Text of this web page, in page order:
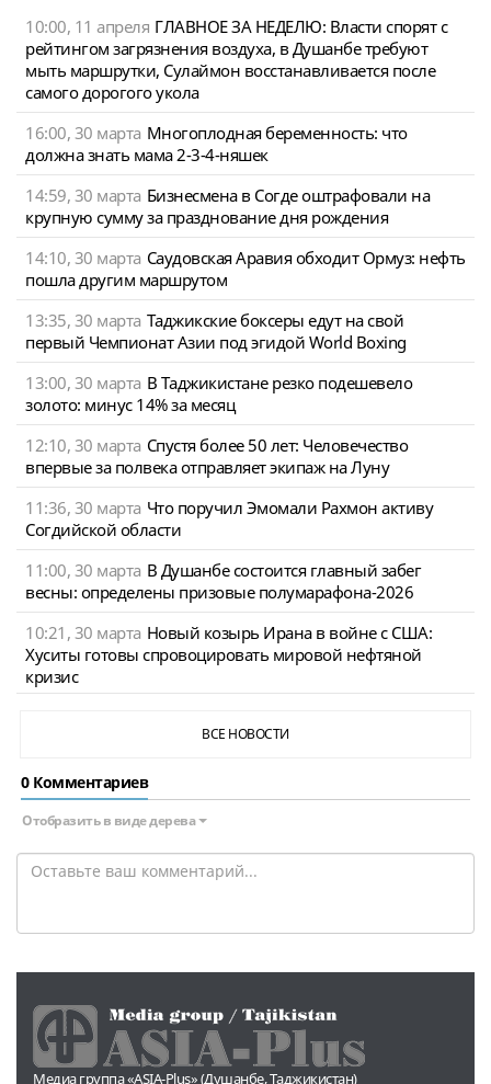
10:00, 11 апреля ГЛАВНОЕ ЗА НЕДЕЛЮ: Власти спорят с
рейтингом загрязнения воздуха, в Душанбе требуют
мыть маршрутки, Сулаймон восстанавливается после
самого дорогого укола
16:00, 30 марта Многоплодная беременность: что
должна знать мама 2-3-4-няшек
14:59, 30 марта Бизнесмена в Согде оштрафовали на
крупную сумму за празднование дня рождения
14:10, 30 марта Саудовская Аравия обходит Ормуз: нефть
пошла другим маршрутом
13:35, 30 марта Таджикские боксеры едут на свой
первый Чемпионат Азии под эгидой World Boxing
13:00, 30 марта В Таджикистане резко подешевело
золото: минус 14% за месяц
12:10, 30 марта Спустя более 50 лет: Человечество
впервые за полвека отправляет экипаж на Луну
11:36, 30 марта Что поручил Эмомали Рахмон активу
Согдийской области
11:00, 30 марта В Душанбе состоится главный забег
весны: определены призовые полумарафона-2026
10:21, 30 марта Новый козырь Ирана в войне с США:
Хуситы готовы спровоцировать мировой нефтяной
кризис
ВСЕ НОВОСТИ
0 Комментариев
Отобразить в виде дерева
Медиа группа «ASIA-Plus» (Душанбе, Таджикистан)